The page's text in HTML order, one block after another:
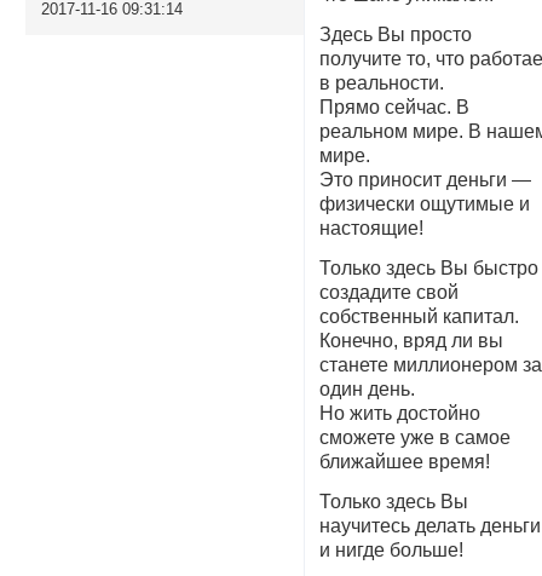
2017-11-16 09:31:14
Здесь Вы просто
получите то, что
в реальности.
Прямо сейчас. В
реальном мире. В
мире.
Это приносит деньги —
физически ощутимые и
настоящие!
Только здесь Вы быстро
создадите свой
собственный капитал.
Конечно, вряд ли вы
станете миллионером за
один день.
Но жить достойно
сможете уже в самое
ближайшее время!
Только здесь Вы
научитесь делать деньги
и нигде больше!